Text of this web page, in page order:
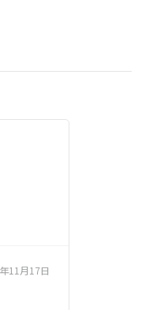
11月17日